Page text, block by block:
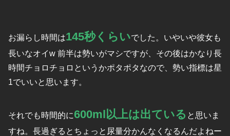
お漏らし時間は145秒くらいでした。いやいや彼女も
長いなオイw 前半は勢いがマシですが、その後はかなり長
時間チョロチョロというかポタポタなので、勢い指標は星
1でいいと思います。
それでも時間的に600ml以上は出ている と思いま
すね。長過ぎるとちょっと尿量分かんなくなるんだよねー